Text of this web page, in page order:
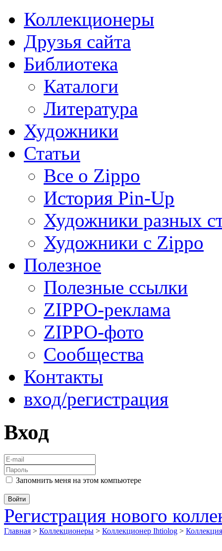
Коллекционеры
Друзья сайта
Библиотека
Каталоги
Литература
Художники
Статьи
Все о Zippo
История Pin-Up
Художники разных
Художники с Zippo
Полезное
Полезные ссылки
ZIPPO-реклама
ZIPPO-фото
Сообщества
Контакты
вход/регистрация
Вход
Запомнить меня на этом компьютере
Регистрация нового
Главная > Коллекционеры > Коллекционер Ihtiolog >